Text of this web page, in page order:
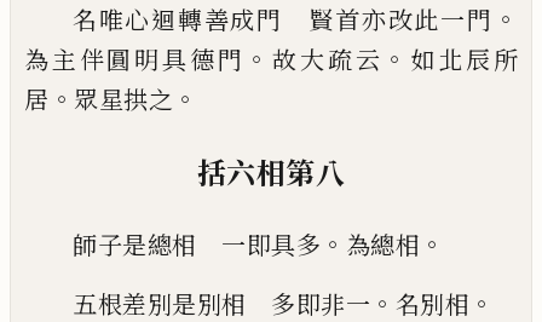
名唯心迴轉善成門 賢首亦改此一門 。
為主伴圓明具德門 。故大疏云 。 如北辰所
居 。 眾星拱之 。
括六相第八
師子是總相 一即具多 。 為總相 。
五根差別是別相 多即非一 。 名別相 。